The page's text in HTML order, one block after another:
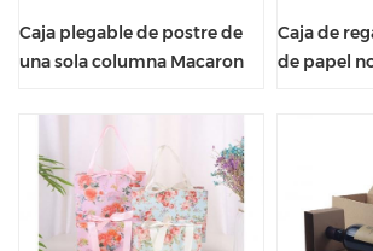
Caja plegable de postre de
una sola columna Macaron
Caja de
de papel